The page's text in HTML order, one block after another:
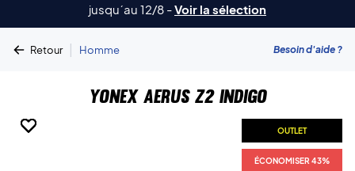
jusqu´au 12/8 -Voir la sélection
Retour | Homme Besoin d'aide ?
Yonex Aerus Z2 Indigo
OUTLET
ÉCONOMISER 43%
OUTLET
ÉCONOMISER 43%
OUTLET
ÉCONOMISER 43%
OUTLET
ÉCONOMISER 43%
OUTLET
ÉCONOMISER 43%
OUTLET
ÉCONOMISER 43%